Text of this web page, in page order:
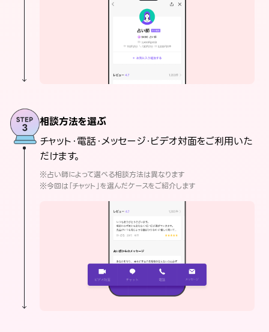
相談方法を選ぶ
チャット・電話・メッセージ・ビデオ対面をご利用いた
だけます。
※占い師によって選べる相談方法は異なります
※今回は「チャット」を選んだケースをご紹介します